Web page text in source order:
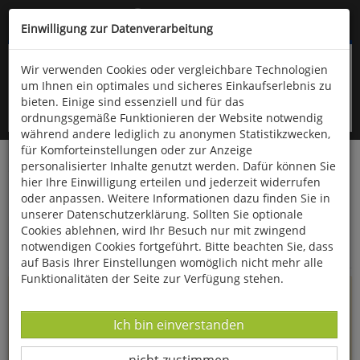
Kompletten Head der Seite überspringen
oder (06766) 9323-960
Startseite Informationen
Uppps...
Sie sind weitergeleitet worden !
haben zu öffnen, gibt es leider nicht mehr in unserem
Einwilligung zur Datenverarbeitung
Wir verwenden Cookies oder vergleichbare Technologien
um Ihnen ein optimales und sicheres Einkaufserlebnis zu
bieten. Einige sind essenziell und für das
ordnungsgemäße Funktionieren der Website notwendig
während andere lediglich zu anonymen Statistikzwecken,
für Komforteinstellungen oder zur Anzeige
personalisierter Inhalte genutzt werden. Dafür können Sie
hier Ihre Einwilligung erteilen und jederzeit widerrufen
oder anpassen. Weitere Informationen dazu finden Sie in
unserer Datenschutzerklärung. Sollten Sie optionale
Cookies ablehnen, wird Ihr Besuch nur mit zwingend
notwendigen Cookies fortgeführt. Bitte beachten Sie, dass
auf Basis Ihrer Einstellungen womöglich nicht mehr alle
Funktionalitäten der Seite zur Verfügung stehen.
Datenverarbeitung -
Ich bin einverstanden